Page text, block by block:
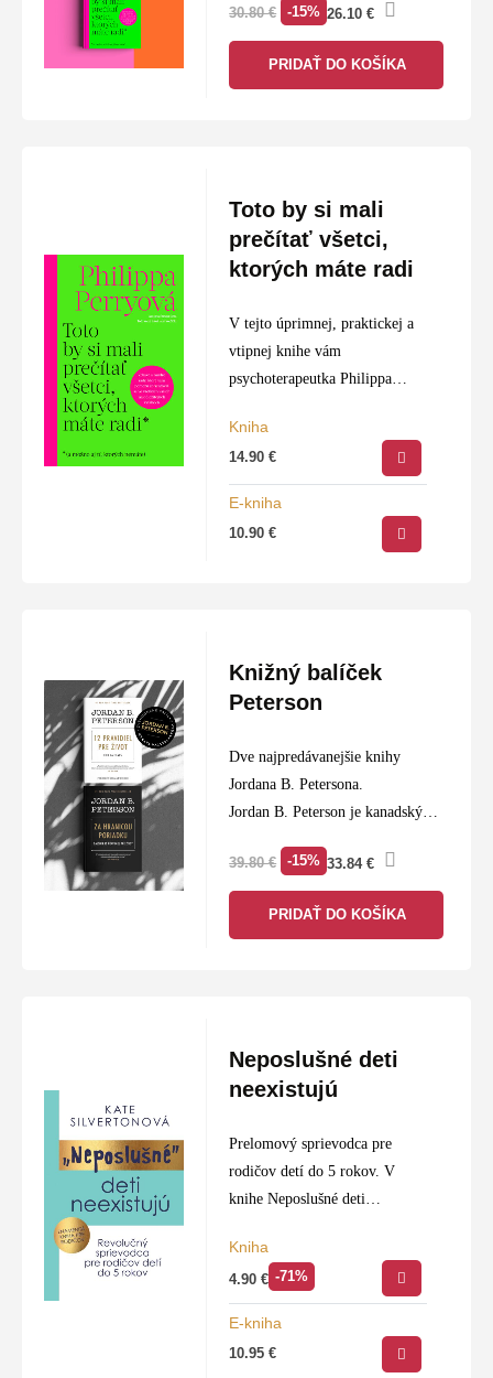
30.80€ -15% 26.10 €
PRIDAŤ DO KOŠÍKA
Toto by si mali
prečítať všetci,
ktorých máte radi
V tejto úprimnej, praktickej a
vtipnej knihe vám
psychoterapeutka Philippa
k veľkým životným
problémom:
● Ako si nájsť a udržať lásku?
● Čo môžete urobiť, aby ste
Kniha
14.90€
E-kniha
10.90€
Knižný balíček
Peterson
Dve najpredávanejšie knihy
Jordana B. Petersona.
Jordan B. Peterson je kanadský
najvplyvnejších intelektuálov
súčasnosti, ktorého knihy sa
predali v desiatkach miliónov
39.80€ -15% 33.84 €
PRIDAŤ DO KOŠÍKA
Neposlušné deti
neexistujú
Prelomový sprievodca pre
rodičov detí do 5 rokov. V
knihe Neposlušné deti
malých detí, novinárka a
obhajkyňa duševného zdravia
dieťaťa Kate Silvertonová
podelila o svoj prelomový…
Kniha
4.90€ -71%
E-kniha
10.95€